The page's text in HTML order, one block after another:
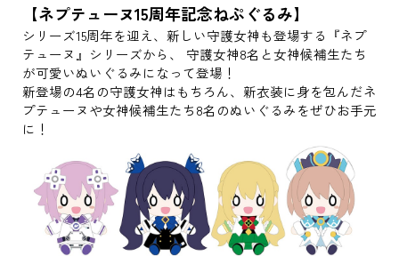
【ネプテューヌ15周年記念ねぷぐるみ】
シリーズ15周年を迎え、新しい守護女神も登場する『ネプ
テューヌ』シリーズから、 守護女神8名と女神候補生たち
が可愛いぬいぐるみになって登場！
新登場の4名の守護女神はもちろん、新衣装に身を包んだネ
プテューヌや女神候補生たち8名のぬいぐるみをぜひお手元
に！